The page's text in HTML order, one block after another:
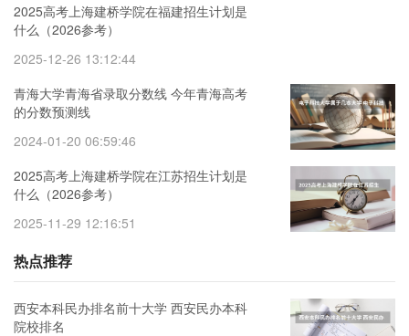
2025高考上海建桥学院在福建招生计划是
什么（2026参考）
2025-12-26 13:12:44
青海大学青海省录取分数线 今年青海高考
的分数预测线
2024-01-20 06:59:46
2025高考上海建桥学院在江苏招生计划是
什么（2026参考）
2025-11-29 12:16:51
热点推荐
西安本科民办排名前十大学 西安民办本科
院校排名